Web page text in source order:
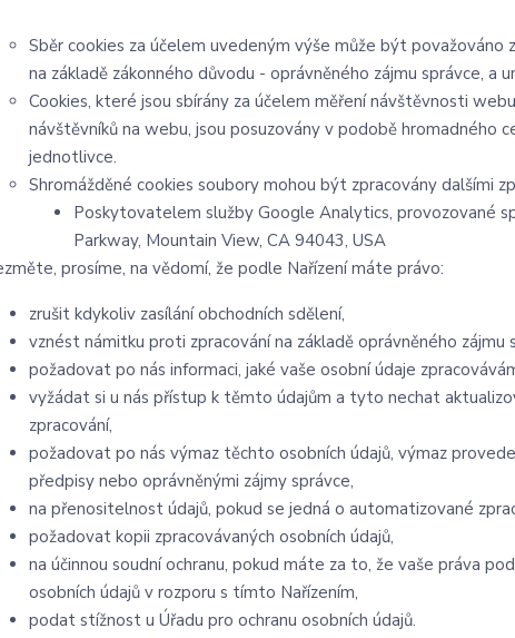
Sběr cookies za účelem uvedeným výše může být považováno
na základě zákonného důvodu - oprávněného zájmu správce, a
Cookies, které jsou sbírány za účelem měření návštěvnosti
návštěvníků na webu, jsou posuzovány v podobě hromadného
jednotlivce.
Shromážděné cookies soubory mohou být zpracovány dalšími
Poskytovatelem služby Google Analytics, provozované
Parkway, Mountain View, CA 94043, USA
prosíme, na vědomí, že podle Nařízení máte právo:
zrušit kdykoliv zasílání obchodních sdělení,
vznést námitku proti zpracování na základě oprávněného zájmu
požadovat po nás informaci, jaké vaše osobní údaje
vyžádat si u nás přístup k těmto údajům a tyto nechat
zpracování,
požadovat po nás výmaz těchto osobních údajů, výmaz
předpisy nebo oprávněnými zájmy správce,
na přenositelnost údajů, pokud se jedná o automatizované
požadovat kopii zpracovávaných osobních údajů,
na účinnou soudní ochranu, pokud máte za to, že vaše práva
osobních údajů v rozporu s tímto Nařízením,
podat stížnost u Úřadu pro ochranu osobních údajů.